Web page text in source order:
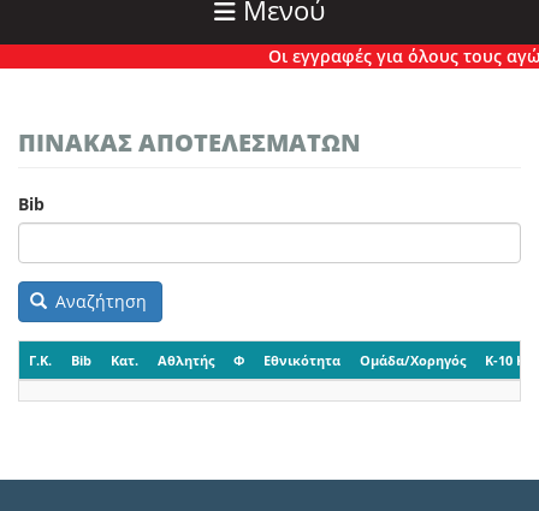
Μενού
Οι εγγραφές για όλους τους
ΠΙΝΑΚΑΣ ΑΠΟΤΕΛΕΣΜΑΤΩΝ
Bib
Αναζήτηση
Γ.Κ. Bib Κατ. Αθλητής Φ Εθνικότητα Ομάδα/Χορηγός K-10